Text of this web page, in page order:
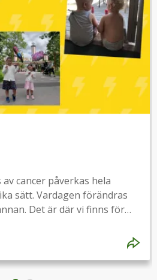
cancer påverkas hela
sätt. Vardagen förändras
Det är där vi finns för
med olika